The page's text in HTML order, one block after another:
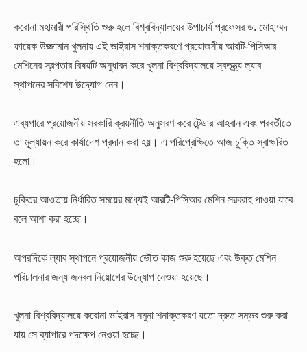
করোনা মহামারী পরিস্থিতি শুরু হলে বিশ্ববিদ্যালয়ের উপাচার্য প্রফেসর ড. মোহাম্মদ
ফায়েক উজ্জামান খুলনায় এই ভাইরাস শনাক্তকরণে প্রয়োজনীয় আরটি-পিসিআর
মেশিনের স্বল্পতার বিষয়টি অনুধাবন করে খুলনা বিশ্ববিদ্যালয়ে স্বতন্ত্র্য ল্যাব
স্থাপনের সবিশেষ উদ্যোগ নেন।
এব্যপারে প্রয়োজনীয় সরকারি ক্রয়নীতি অনুসরণ করে টেন্ডার আহবান এবং পরবর্তীতে
তা মূল্যায়ন করে কার্যাদেশ প্রদান করা হয়। এ পরিপ্রেক্ষিতে আজ চুক্তি স্বাক্ষরিত
হলো।
চুক্তির আওতায় নির্ধারিত সময়ের মধ্যেই আরটি-পিসিআর মেশিন সরবরাহ পাওয়া যাবে
বলে আশা করা হচ্ছে।
অপরদিকে ল্যাব স্থাপনে প্রয়োজনীয় ভৌত কাজ শুরু হয়েছে এবং উক্ত মেশিন
পরিচালনার জন্য জনবল নিয়োগের উদ্যোগ নেওয়া হয়েছে।
খুলনা বিশ্ববিদ্যালয়ে করোনা ভাইরাস নমুনা শনাক্তকরণ যতো দ্রুত সম্ভব শুরু করা
যায় সে ব্যাপারে পদক্ষেপ নেওয়া হচ্ছে।